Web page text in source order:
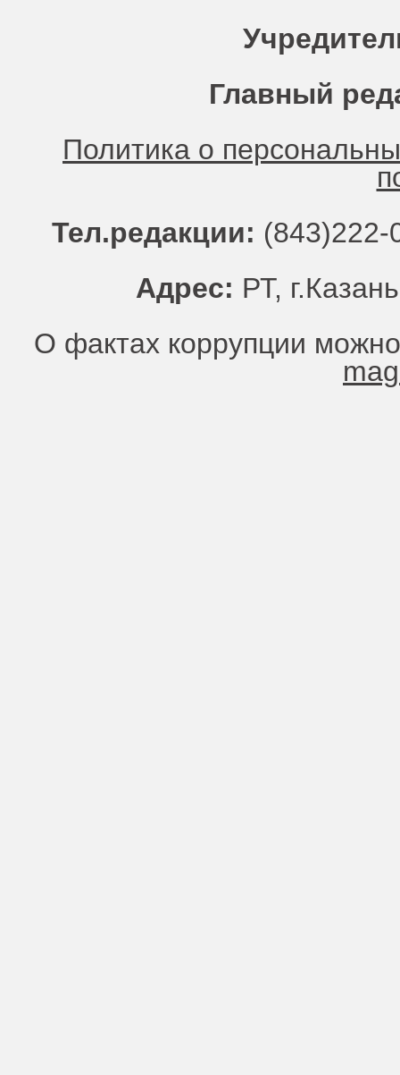
Главный
Политика о
Тел.редакции:
Адрес: РТ,
О фактах коррупции